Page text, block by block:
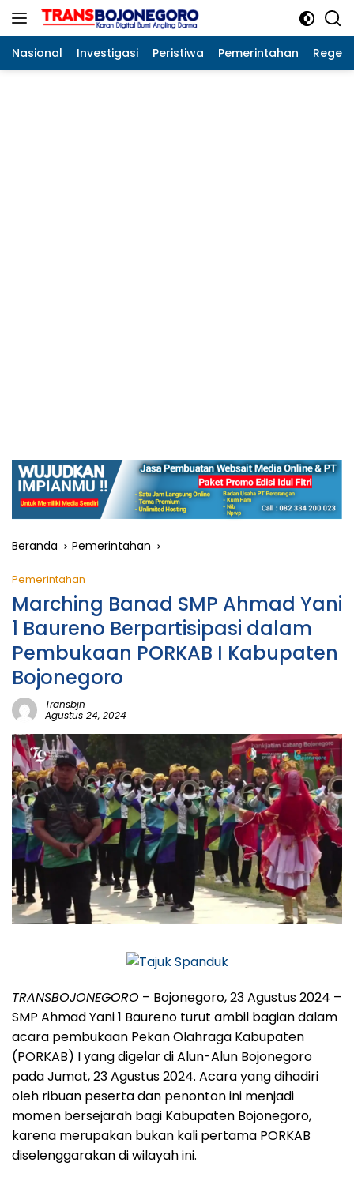
Langsung
Nasional Investigasi Peristiwa Pemerintahan
Beranda Pemerintahan
Pemerintahan
Marching Banad SMP Ahmad Yani
1 Baureno Berpartisipasi dalam
Pembukaan PORKAB I Kabupaten
Bojonegoro
Transbjn
Agustus 24, 2024
TRANSBOJONEGORO – Bojonegoro, 23 Agustus 2024 –
SMP Ahmad Yani 1 Baureno turut ambil bagian dalam
acara pembukaan Pekan Olahraga Kabupaten
(PORKAB) I yang digelar di Alun-Alun Bojonegoro
pada Jumat, 23 Agustus 2024. Acara yang dihadiri
oleh ribuan peserta dan penonton ini menjadi
momen bersejarah bagi Kabupaten Bojonegoro,
karena merupakan bukan kali pertama PORKAB
diselenggarakan di wilayah ini.